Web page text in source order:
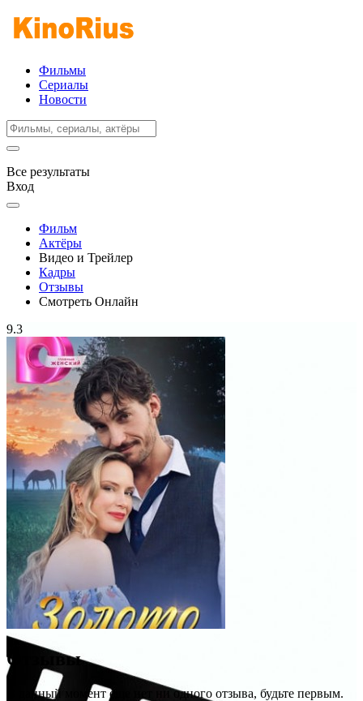
Фильмы
Сериалы
Новости
Все результаты
Вход
Фильм
Актёры
Видео и Трейлер
Кадры
Отзывы
Смотреть Онлайн
9.3
Отзывы
В данный момент еще нет ни одного отзыва, будьте первым.